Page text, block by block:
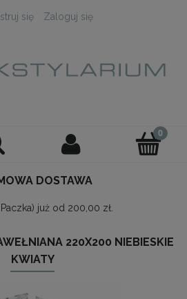
się Zaloguj się
DOSTAWA
już od 200,00 zł.
220X200 NIEBIESKIE
KWIATY